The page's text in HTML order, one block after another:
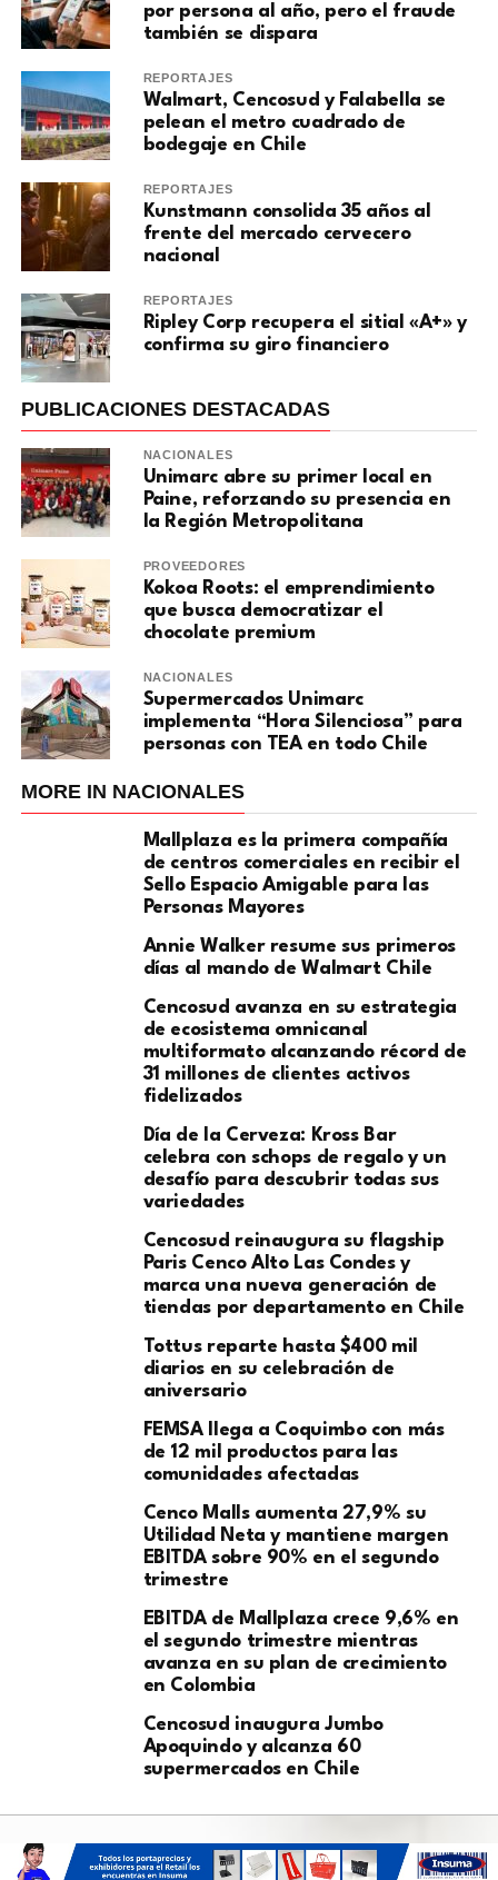
por persona al año, pero el fraude
también se dispara
REPORTAJES
Walmart, Cencosud y Falabella se
pelean el metro cuadrado de
bodegaje en Chile
REPORTAJES
Kunstmann consolida 35 años al
frente del mercado cervecero
nacional
REPORTAJES
Ripley Corp recupera el sitial «A+» y
confirma su giro financiero
PUBLICACIONES DESTACADAS
NACIONALES
Unimarc abre su primer local en
Paine, reforzando su presencia en
la Región Metropolitana
PROVEEDORES
Kokoa Roots: el emprendimiento
que busca democratizar el
chocolate premium
NACIONALES
Supermercados Unimarc
implementa “Hora Silenciosa” para
personas con TEA en todo Chile
MORE IN NACIONALES
Mallplaza es la primera compañía
de centros comerciales en recibir el
Sello Espacio Amigable para las
Personas Mayores
Annie Walker resume sus primeros
días al mando de Walmart Chile
Cencosud avanza en su estrategia
de ecosistema omnicanal
multiformato alcanzando récord de
31 millones de clientes activos
fidelizados
Día de la Cerveza: Kross Bar
celebra con schops de regalo y un
desafío para descubrir todas sus
variedades
Cencosud reinaugura su flagship
Paris Cenco Alto Las Condes y
marca una nueva generación de
tiendas por departamento en Chile
Tottus reparte hasta $400 mil
diarios en su celebración de
aniversario
FEMSA llega a Coquimbo con más
de 12 mil productos para las
comunidades afectadas
Cenco Malls aumenta 27,9% su
Utilidad Neta y mantiene margen
EBITDA sobre 90% en el segundo
trimestre
EBITDA de Mallplaza crece 9,6% en
el segundo trimestre mientras
avanza en su plan de crecimiento
en Colombia
Cencosud inaugura Jumbo
Apoquindo y alcanza 60
supermercados en Chile